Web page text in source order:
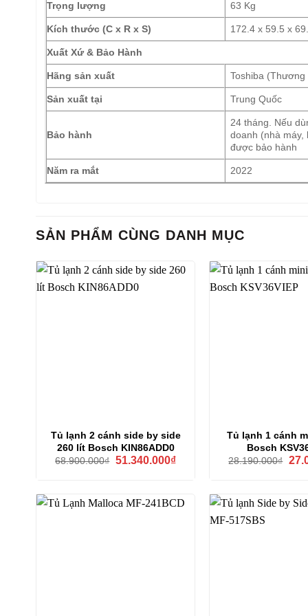
Trọng lượng 63 Kg
Kích thước (C x R x S) 172.4 x 59.5 x
Xuất Xứ & Bảo Hành
Hãng sản xuất Toshiba
Sản xuất tại Trung Quốc
Bảo hành
24 tháng. Nếu
doanh (nhà
được bảo hành
Năm ra mắt 2022
SẢN PHẨM CÙNG DANH MỤC
Tủ lạnh 2 cánh side by side
260 lít Bosch KIN86ADD0
68.900.000₫ Giá
51.340.000₫Giá
51.340.000₫.
Tủ lạnh 1 cánh
Bosch
28.190.000₫ Giá